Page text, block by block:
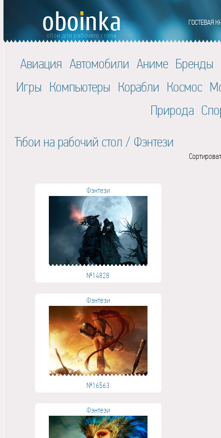
Авиация Автомобили Аниме Бренды
Игры Компьютеры Корабли Космос
Природа
Ћбои на рабочий стол / Фэнтези
Фэнтези
№14828
Фэнтези
№16563
Фэнтези